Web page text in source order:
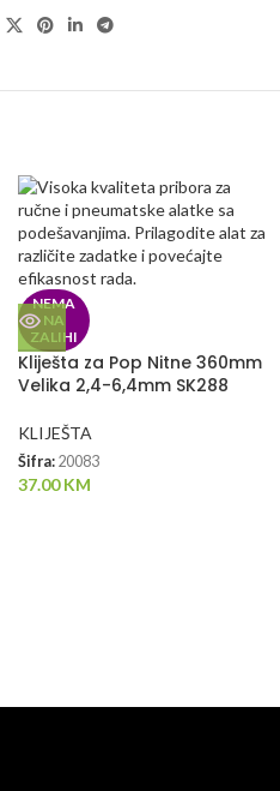
NEMA
NA
ZALIHI
Kliješta za Pop Nitne 360mm
Velika 2,4-6,4mm SK288
KLIJEŠTA
Šifra: 20083
37.00KM